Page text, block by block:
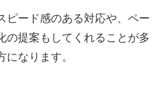
ピード感のある対応や、ペー
の提案もしてくれることが多
なります。